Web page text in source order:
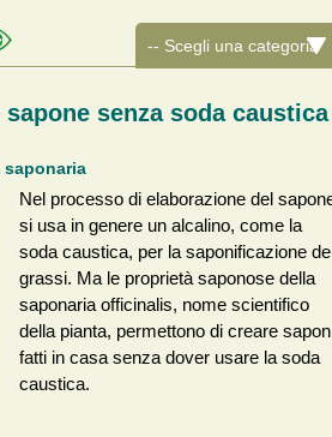
senza soda caustica
saponaria
Nel processo di elaborazione del
si usa in genere un alcalino, come la
soda caustica, per la saponificazione
grassi. Ma le proprietà saponose della
saponaria officinalis, nome scientifico
della pianta, permettono di creare
fatti in casa senza dover usare la soda
caustica.